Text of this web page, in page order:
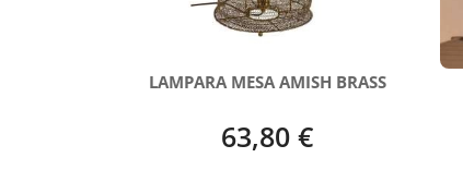
LAMPARA MESA AMISH BRASS
63,80 €